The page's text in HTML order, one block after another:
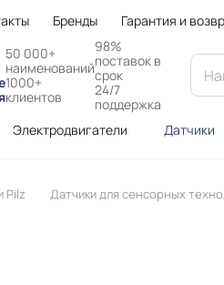
Бренды Гарантия и
50 000+
наименований
1000+
клиентов
98%
поставок в
срок
24/7
поддержка
Электродвигатели Датчики
Pilz Датчики для сенсорных